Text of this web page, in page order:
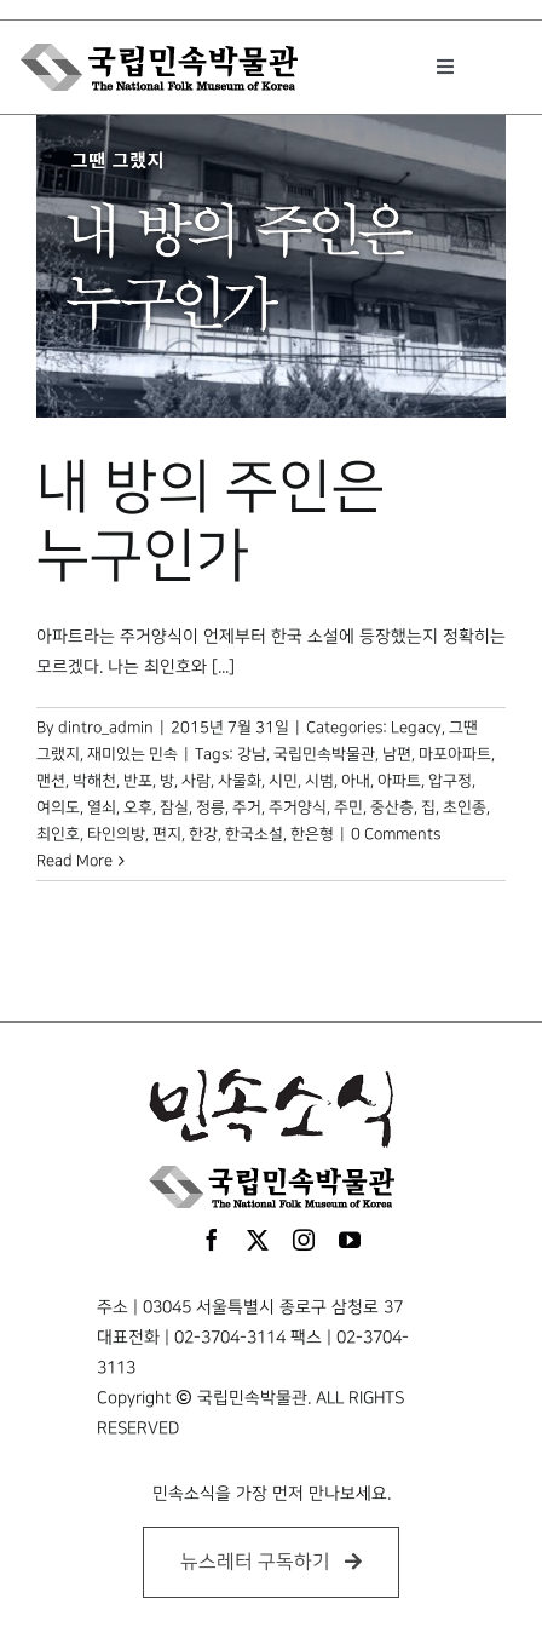
Skip
content
Toggle
박물관에서는
민속이야기
민속 인사이드
원문보기 PDF
박물관 홈페이지
내 방의 주인은
누구인가
아파트라는 주거양식이 언제부터 한국 소설에 등장했는지 정확히는
모르겠다. 나는 최인호와 [...]
By dintro_admin 2015년 7월 31일 Categories: Legacy, 그땐
그랬지 , 재미있는 민속 Tags: 강남, 국립민속박물관, 남편, 마포아파트,
맨션, 박해천, 반포, 방, 사람, 사물화, 시민, 시범, 아내 , 아파트, 압구정,
여의도, 열쇠 , 오후, 잠실, 정릉, 주거 , 주거양식, 주민, 중산층, 집, 초인종,
최인호, 타인의방, 편지 , 한강, 한국소설, 한은형
0 Comments
Read More
주소 | 03045 서울특별시 종로구 삼청로 37
대표전화 | 02-3704-3114 팩스 | 02-3704-
3113
Copyright © 국립민속박물관. ALL RIGHTS
RESERVED
민속소식을 가장 먼저 만나보세요.
뉴스레터 구독하기